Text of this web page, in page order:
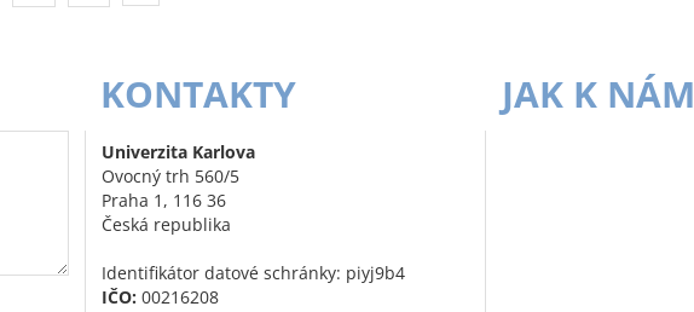
KONTAKTY
Univerzita Karlova
Ovocný trh 560/5
Praha 1, 116 36
Česká republika
Identifikátor datové schránky: piyj9b4
IČO: 00216208
JAK K NÁM